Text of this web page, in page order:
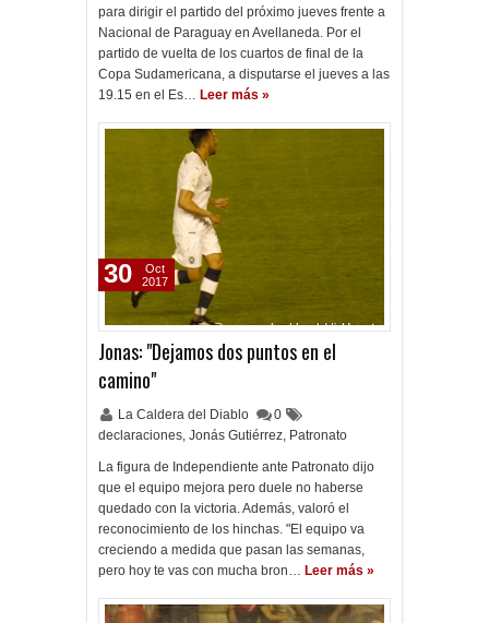
para dirigir el partido del próximo jueves frente a
Nacional de Paraguay en Avellaneda. Por el
partido de vuelta de los cuartos de final de la
Copa Sudamericana, a disputarse el jueves a las
19.15 en el Es… Leer más »
Jonas: "Dejamos dos puntos en el
camino"
La Caldera del Diablo
0
declaraciones, Jonás Gutiérrez, Patronato
La figura de Independiente ante Patronato dijo
que el equipo mejora pero duele no haberse
quedado con la victoria. Además, valoró el
reconocimiento de los hinchas. "El equipo va
creciendo a medida que pasan las semanas,
pero hoy te vas con mucha bron… Leer más »
30
Oct
2017